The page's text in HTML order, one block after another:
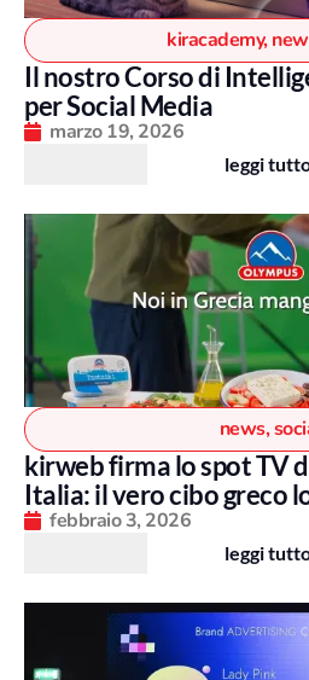
kiracademy,
Il nostro Corso di
per Social Media
marzo 19, 2026
leggi
news,
kirweb firma lo spot TV
Italia: il vero cibo greco
febbraio 3, 2026
leggi